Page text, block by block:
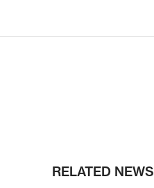
RELATED NEWS